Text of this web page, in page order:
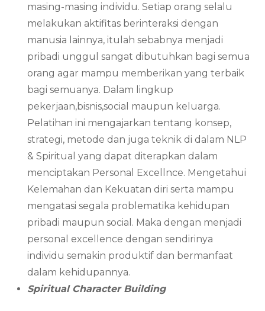
masing-masing individu. Setiap orang selalu
melakukan aktifitas berinteraksi dengan
manusia lainnya, itulah sebabnya menjadi
pribadi unggul sangat dibutuhkan bagi semua
orang agar mampu memberikan yang terbaik
bagi semuanya. Dalam lingkup
pekerjaan,bisnis,social maupun keluarga.
Pelatihan ini mengajarkan tentang konsep,
strategi, metode dan juga teknik di dalam NLP
& Spiritual yang dapat diterapkan dalam
menciptakan Personal Excellnce. Mengetahui
Kelemahan dan Kekuatan diri serta mampu
mengatasi segala problematika kehidupan
pribadi maupun social. Maka dengan menjadi
personal excellence dengan sendirinya
individu semakin produktif dan bermanfaat
dalam kehidupannya.
Spiritual Character Building